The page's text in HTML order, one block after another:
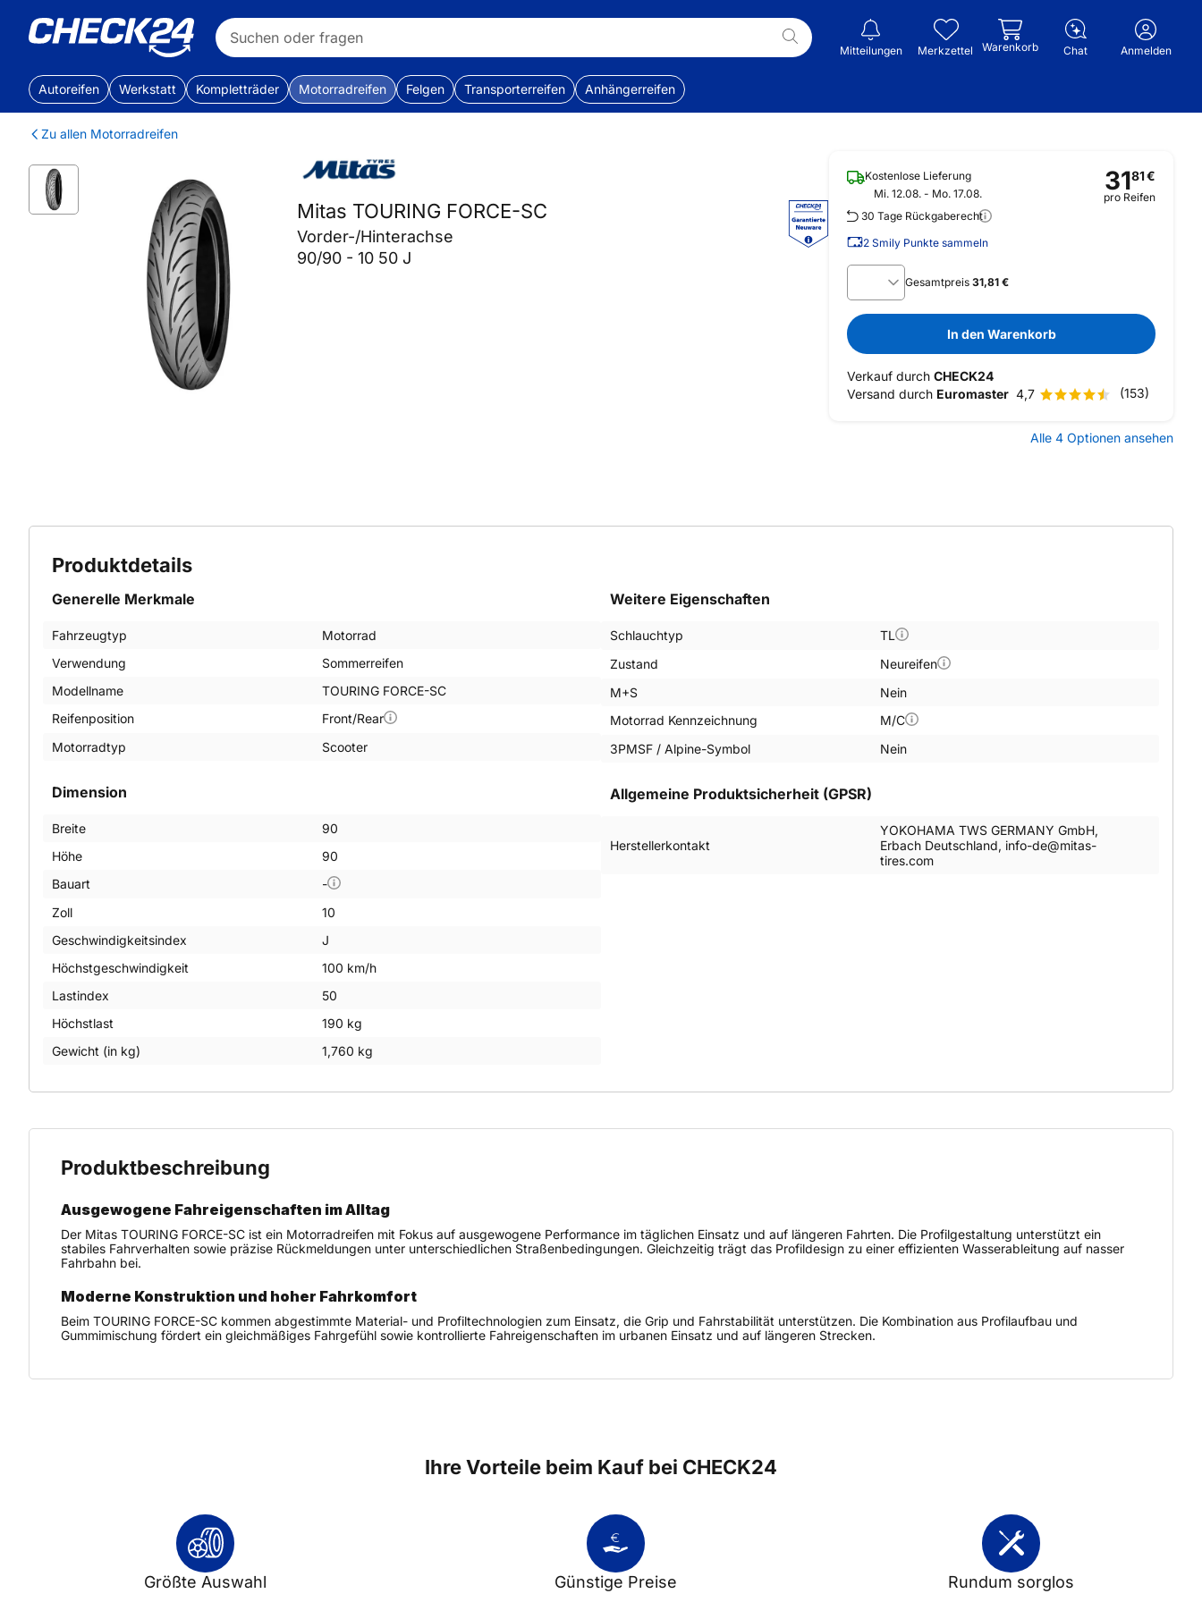
Mitteilungen Merkzettel Warenkorb Chat Anmelden
Autoreifen Werkstatt Kompletträder Motorradreifen Felgen Transporterreifen Anhängerreifen
Zu allen Motorradreifen
Mitas TOURING FORCE-SC
Vorder-/Hinterachse
90/90 - 10 50 J
Kostenlose Lieferung
Mi. 12.08. - Mo. 17.08.
30 Tage Rückgaberecht
2 Smily Punkte sammeln
3181€
pro Reifen
Gesamtpreis 31,81 €
In den Warenkorb
Verkauf durch CHECK24
Versand durch Euromaster 4,7 (153)
Alle 4 Optionen ansehen
Produktdetails
Dimension
Breite
90
Höhe
90
Bauart
-
Zoll
10
Geschwindigkeitsindex
J
Höchstgeschwindigkeit
100 km/h
Lastindex
50
Höchstlast
190 kg
Gewicht (in kg)
1,760 kg
Generelle Merkmale
Fahrzeugtyp
Motorrad
Verwendung
Sommerreifen
Modellname
TOURING FORCE-SC
Reifenposition
Front/Rear
Motorradtyp
Scooter
Weitere Eigenschaften
Schlauchtyp
TL
Zustand
Neureifen
M+S
Nein
Motorrad Kennzeichnung
M/C
3PMSF / Alpine-Symbol
Nein
Allgemeine Produktsicherheit (GPSR)
Herstellerkontakt
YOKOHAMA TWS GERMANY GmbH,
Erbach Deutschland, info-de@mitas-
tires.com
Produktbeschreibung
Ausgewogene Fahreigenschaften im Alltag
Der Mitas TOURING FORCE-SC ist ein Motorradreifen mit Fokus auf ausgewogene Performance im täglichen Einsatz und auf längeren Fahrten. Die Profilgestaltung unterstützt ein
stabiles Fahrverhalten sowie präzise Rückmeldungen unter unterschiedlichen Straßenbedingungen. Gleichzeitig trägt das Profildesign zu einer effizienten Wasserableitung auf nasser
Fahrbahn bei.
Moderne Konstruktion und hoher Fahrkomfort
Beim TOURING FORCE-SC kommen abgestimmte Material- und Profiltechnologien zum Einsatz, die Grip und Fahrstabilität unterstützen. Die Kombination aus Profilaufbau und
Gummimischung fördert ein gleichmäßiges Fahrgefühl sowie kontrollierte Fahreigenschaften im urbanen Einsatz und auf längeren Strecken.
Ihre Vorteile beim Kauf bei CHECK24
Größte Auswahl Günstige Preise Rundum sorglos